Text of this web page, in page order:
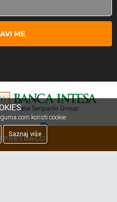
PRETRAGU
ME
koristi cookie.
Saznaj više